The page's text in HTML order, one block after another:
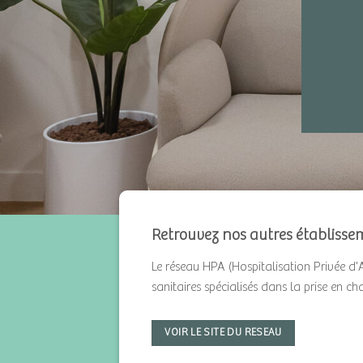
Retrouvez nos autres
Le réseau HPA (Hospitalisation Privée
sanitaires spécialisés dans la prise en
VOIR LE SITE DU RESEAU